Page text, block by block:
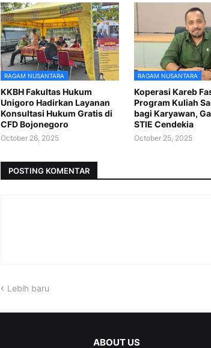
RAGAM NUSANTARA
KKBH Fakultas Hukum
Unigoro Hadirkan Layanan
Konsultasi Hukum Gratis di
CFD Bojonegoro
October 26, 2025
RAGAM NUSANTARA
Koperasi Kareb
Program Kuliah
bagi Karyawan,
STIE Cendekia
October 25, 2025
POSTING KOMENTAR
Lebih baru
ABOUT US